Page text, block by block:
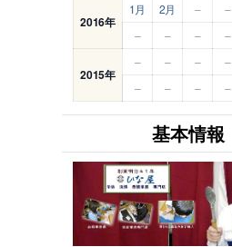
2016年
1月 2月 – –
–
– – –
2015年
– – – –
–
– – –
基本情報